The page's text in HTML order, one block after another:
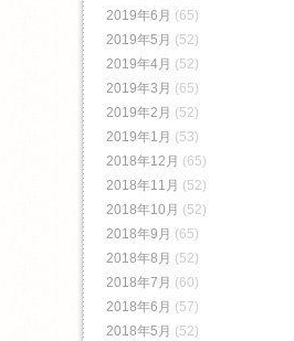
2019年6月 (65)
2019年5月 (52)
2019年4月 (52)
2019年3月 (65)
2019年2月 (52)
2019年1月 (53)
2018年12月 (65)
2018年11月 (52)
2018年10月 (52)
2018年9月 (65)
2018年8月 (52)
2018年7月 (60)
2018年6月 (57)
2018年5月 (52)